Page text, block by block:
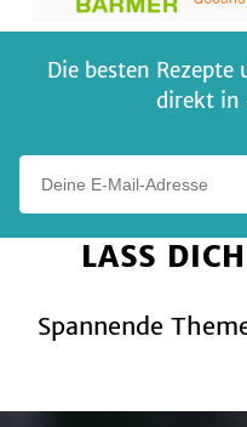
Die besten
direkt in
LASS
Spannende